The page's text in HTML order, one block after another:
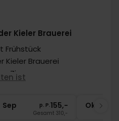
Kieler Brauerei
Frühstück
Kieler Brauerei
Zimmer
inkl.
ist
Sep p. P.155,-
Gesamt 310,-
Okt